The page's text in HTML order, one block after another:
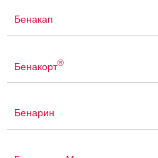
Бенакап
Бенакорт®
Бенарин